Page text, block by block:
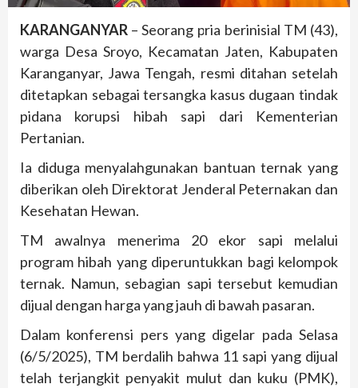
KARANGANYAR – Seorang pria berinisial TM (43),
warga Desa Sroyo, Kecamatan Jaten, Kabupaten
Karanganyar, Jawa Tengah, resmi ditahan setelah
ditetapkan sebagai tersangka kasus dugaan tindak
pidana korupsi hibah sapi dari Kementerian
Pertanian.
Ia diduga menyalahgunakan bantuan ternak yang
diberikan oleh Direktorat Jenderal Peternakan dan
Kesehatan Hewan.
TM awalnya menerima 20 ekor sapi melalui
program hibah yang diperuntukkan bagi kelompok
ternak. Namun, sebagian sapi tersebut kemudian
dijual dengan harga yang jauh di bawah pasaran.
Dalam konferensi pers yang digelar pada Selasa
(6/5/2025), TM berdalih bahwa 11 sapi yang dijual
telah terjangkit penyakit mulut dan kuku (PMK),